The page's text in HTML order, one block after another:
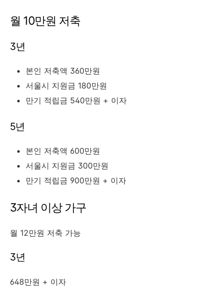
월 10만원 저축
3년
본인 저축액 360만원
서울시 지원금 180만원
만기 적립금 540만원 + 이자
5년
본인 저축액 600만원
서울시 지원금 300만원
만기 적립금 900만원 + 이자
3자녀 이상 가구
월 12만원 저축 가능
3년
648만원 + 이자